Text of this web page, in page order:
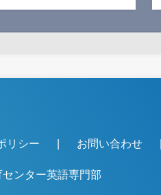
リシー お問い合わせ
ンター英語専門部